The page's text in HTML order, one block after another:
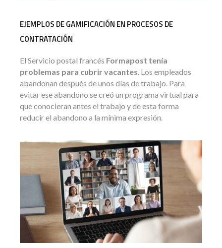
EJEMPLOS DE GAMIFICACIÓN EN PROCESOS DE
CONTRATACIÓN
El Servicio postal francés Formapost tenía
problemas para cubrir vacantes. Los empleados
abandonan después de unos días de trabajo. Para
evitar ese abandono se creó un programa virtual para
que conocieran antes el trabajo y de esta forma
reducir el abandono a la mínima expresión.